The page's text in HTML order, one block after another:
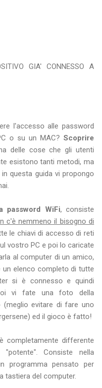
GIA' CONNESSO A
l'accesso alle password
o su un MAC? Scoprire
delle cose che gli utenti
esistono tanti metodi, ma
questa guida vi propongo
password WiFi, consiste
c'è nemmeno il bisogno di
le chiavi di accesso di reti
vostro PC e poi lo caricate
al computer di un amico,
un elenco completo di tutte
si è connesso e quindi
vi fate una foto della
evitare di fare uno
ed il gioco è fatto!
completamente differente
Consiste nella
programma pensato per
tastiera del computer.